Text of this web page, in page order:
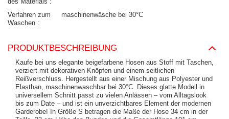
Verfahren zum
Waschen
maschinenwäsche bei 30°C
PRODUKTBESCHREIBUNG
Kaufe bei uns elegante beigefarbene Hosen aus Stoff mit Taschen,
verziert mit dekorativen Knöpfen und einem seitlichen
Reißverschluss. Hergestellt aus einer Mischung aus Polyester und
Elasthan, maschinenwaschbar bei 30°C. Dieses glatte Modell in
universellem Schnitt passt zu vielen Anlässen – vom Alltagslook
bis zum Date – und ist ein unverzichtbares Element der modernen
Garderobe! In Größe S betragen die Maße der Hose 34 cm in der